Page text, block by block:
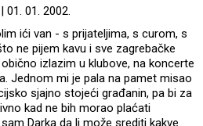
| 01. 01. 2002.
ići van - s prijateljima, s curom, s
ne pijem kavu i sve zagrebačke
izlazim u klubove, na koncerte
Jednom mi je pala na pamet misao
sjajno stojeći građanin, pa bi za
kad ne bih morao plaćati